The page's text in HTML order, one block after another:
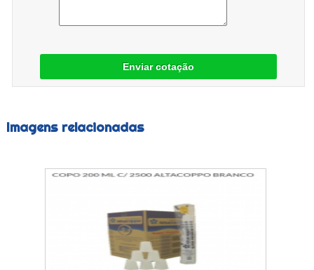
Enviar cotação
Imagens relacionadas